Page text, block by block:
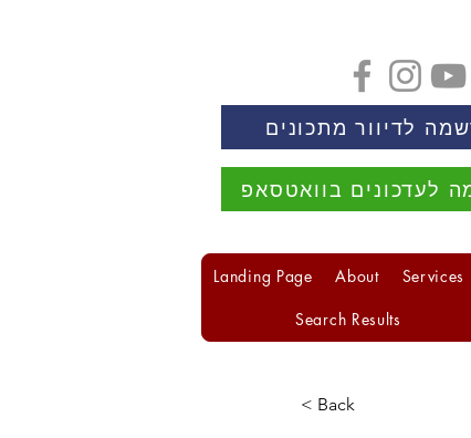
לדיוור מתכונים
לעדכונים בוואטסאפ
Services
About
Landing Page
Search Results
< Back